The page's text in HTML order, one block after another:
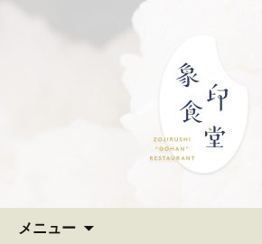
難波・なんばスカ
和食「象印食堂」
大阪難波の和食「象印食
ホービンが、「ごはん
して、美味しいごはん
メニュー